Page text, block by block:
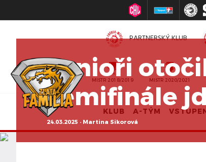
PARTNERSKÝ KLUB
MISTR 2010/2011 MISTR 2018/2019 MISTR 2020/2021
KLUB A-TÝM
Junioři
semifinále
24.03.2025 · Martina Sikorová